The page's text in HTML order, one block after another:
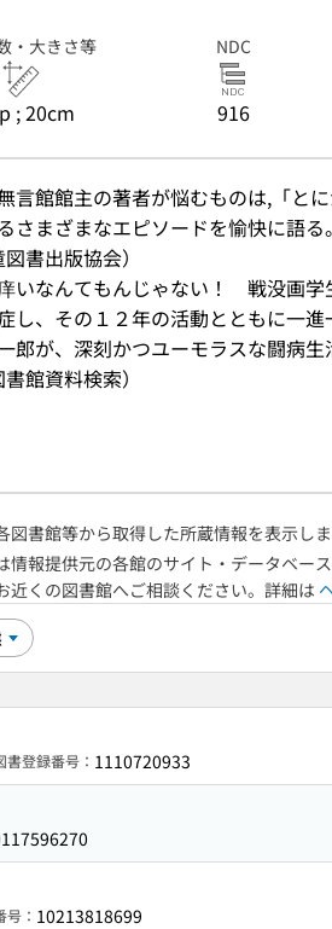
・大きさ等
; 20cm
NDC
916
言館館主の著者が悩むものは,「と
さまざまなエピソードを愉快に語る。
書出版協会）
いなんてもんじゃない！　戦没画学
し、その１２年の活動とともに一
郎が、深刻かつユーモラスな闘病生
館資料検索）
書館等から取得した所蔵情報を表示しま
報提供元の各館のサイト・データベー
くの図書館へご相談ください。詳細は
書登録番号： 1110720933
： 10213818699